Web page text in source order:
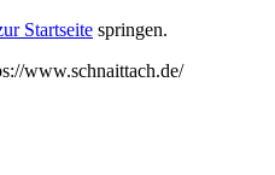
Startseite springen.
www.schnaittach.de/